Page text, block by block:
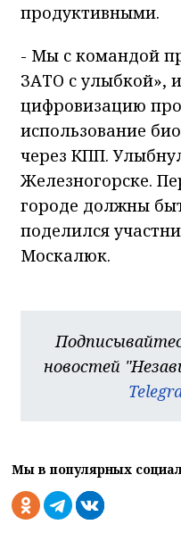
продуктивными.
- Мы с командой
ЗАТО с улыбкой»,
цифровизацию
использование
через КПП.
Железногорске.
городе должны
поделился
Москалюк.
новостей
Мы в популярных